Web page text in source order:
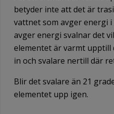
betyder inte att det är
vattnet som avger energi
avger energi svalnar det
elementet är varmt
in och svalare nertill där
Blir det svalare än 21
elementet upp igen.